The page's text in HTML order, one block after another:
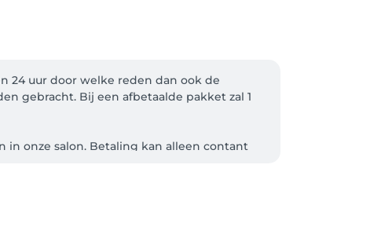
24 uur door welke reden dan ook de
gebracht. Bij een afbetaalde pakket zal 1
onze salon. Betaling kan alleen contant